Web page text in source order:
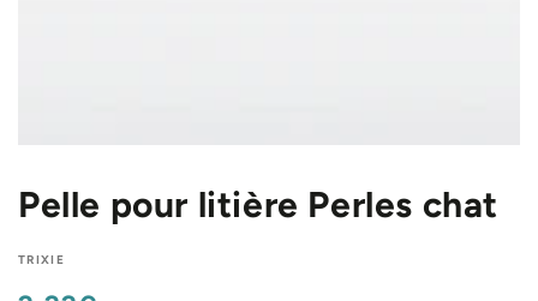
Pelle pour litière Perles chat
TRIXIE